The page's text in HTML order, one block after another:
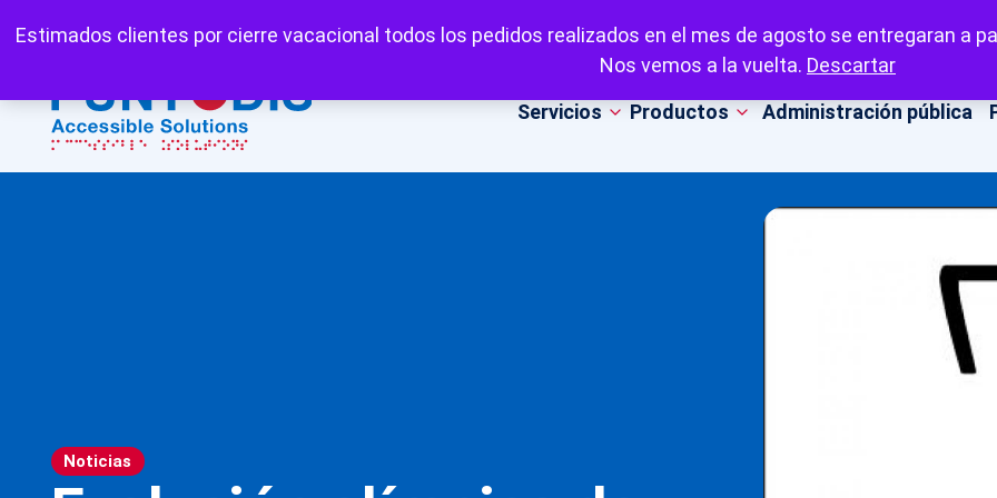
Estimados clientes por cierre vacacional todos los pedidos realizados en el mes de agosto se entregaran a
Nos vemos a la vuelta. Descartar
Mi cuenta Carrito Favoritos
Servicios Productos Administración pública
Noticias